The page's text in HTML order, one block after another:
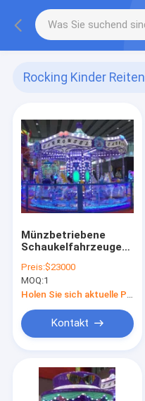
Rocking Kinder Reiten
Münzbetriebene
Schaukelfahrzeuge
und fröhliche Lieder
für Kinder
Preis:$23000
MOQ:1
Kontakt